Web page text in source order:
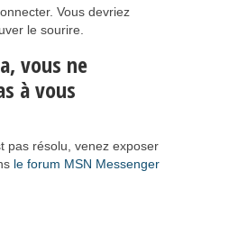
Vous devriez
le sourire.
vous ne
à vous
pas résolu, venez exposer
le forum MSN Messenger